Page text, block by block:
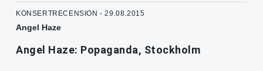
KONSERTRECENSION - 29.08.2015
Angel Haze
Angel Haze: Popaganda, Stockholm